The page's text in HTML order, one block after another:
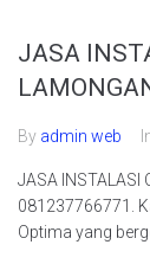
JASA
By admin web
JASA INSTALASI
081237766771.
Optima yang